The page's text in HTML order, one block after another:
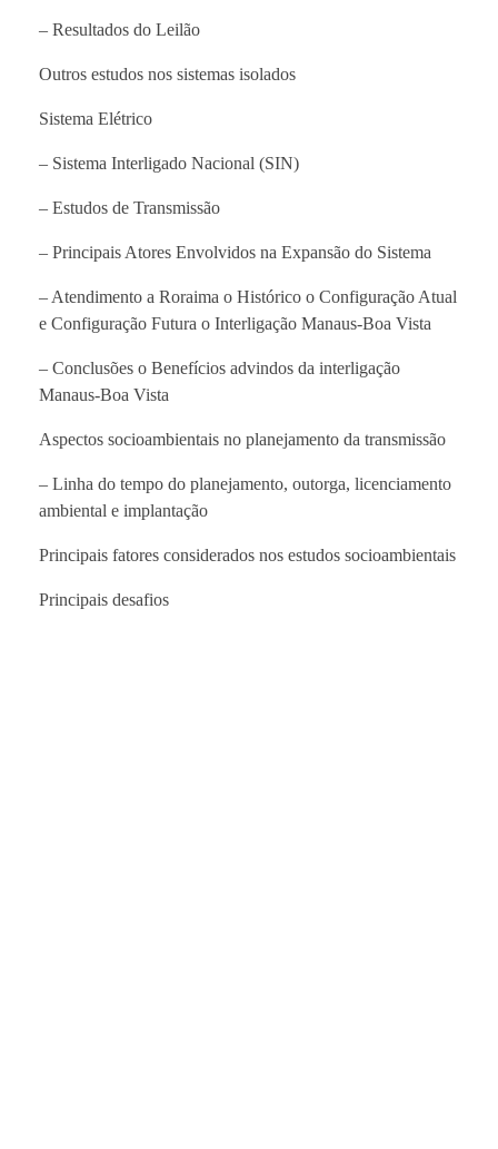
– Resultados do Leilão
Outros estudos nos sistemas isolados
Sistema Elétrico
– Sistema Interligado Nacional (SIN)
– Estudos de Transmissão
– Principais Atores Envolvidos na Expansão do Sistema
– Atendimento a Roraima o Histórico o Configuração Atual
e Configuração Futura o Interligação Manaus-Boa Vista
– Conclusões o Benefícios advindos da interligação
Manaus-Boa Vista
Aspectos socioambientais no planejamento da transmissão
– Linha do tempo do planejamento, outorga, licenciamento
ambiental e implantação
Principais fatores considerados nos estudos socioambientais
Principais desafios